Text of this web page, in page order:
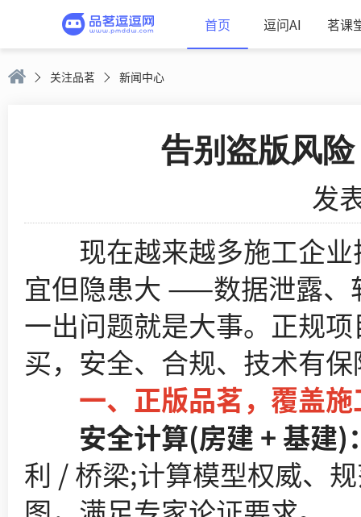
首页 逗问AI 茗课
关注品茗 新闻中心
告别盗版风
发
现在越来越多施工企业
宜但隐患大 ——数据泄露、
一出问题就是大事。正规
买，安全、合规、技术有
一、正版品茗，覆盖施
安全计算(房建 + 基建)
利 / 桥梁;计算模型权威、